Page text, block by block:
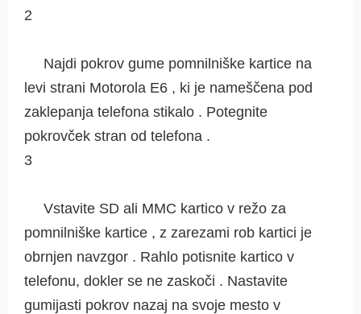
2
Najdi pokrov gume pomnilniške kartice na
levi strani Motorola E6 , ki je nameščena pod
zaklepanja telefona stikalo . Potegnite
pokrovček stran od telefona .
3
Vstavite SD ali MMC kartico v režo za
pomnilniške kartice , z zarezami rob kartici je
obrnjen navzgor . Rahlo potisnite kartico v
telefonu, dokler se ne zaskoči . Nastavite
gumijasti pokrov nazaj na svoje mesto v